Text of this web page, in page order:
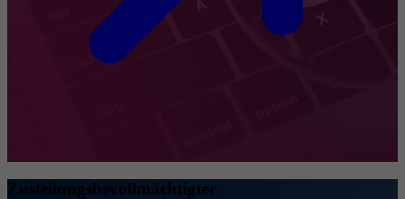
Zustellungsbevollmächtigter